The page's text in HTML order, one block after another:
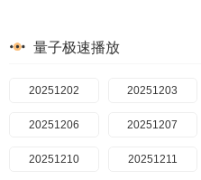
20251227
20251231 20260101
20260104 20260105
20260108 20260109
量子极速播放
20251202 20251203
20251206 20251207
20251210 20251211